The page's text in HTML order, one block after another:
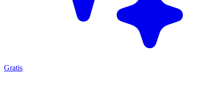
Gratis